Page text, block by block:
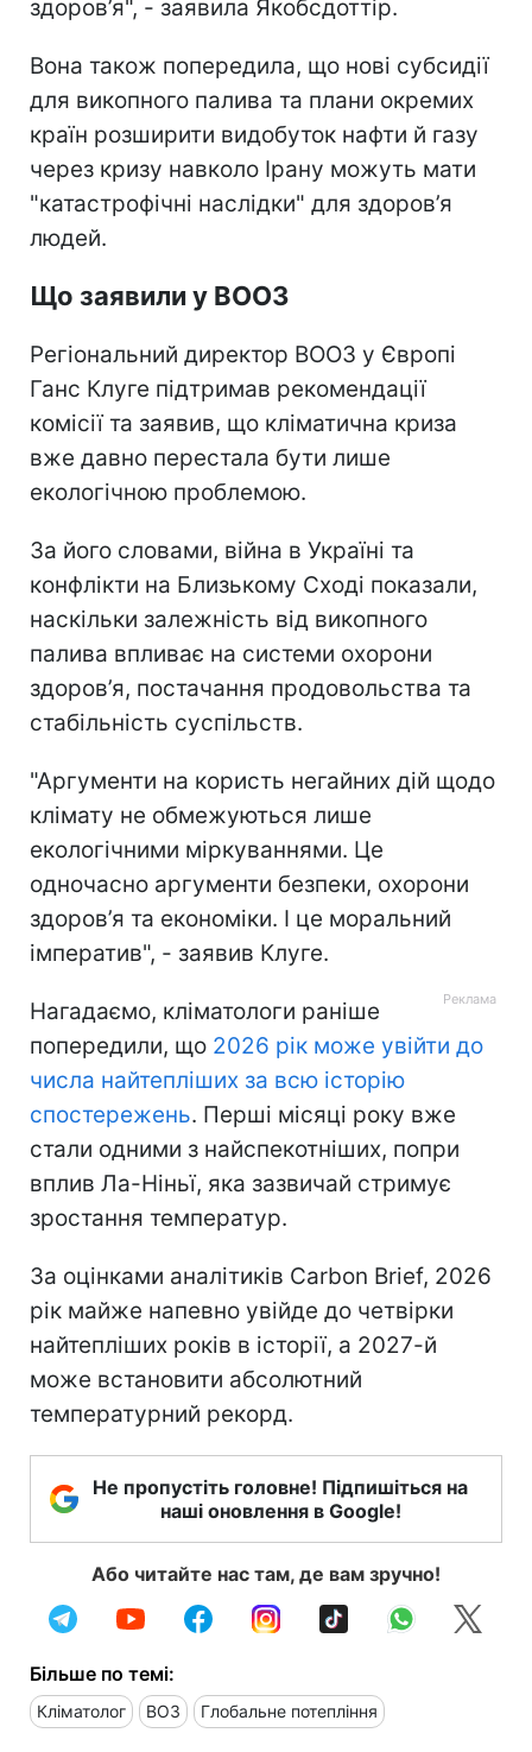
здоров’я", - заявила Якобсдоттір.
Вона також попередила, що нові субсидії
для викопного палива та плани окремих
країн розширити видобуток нафти й газу
через кризу навколо Ірану можуть мати
"катастрофічні наслідки" для здоров’я
людей.
Що заявили у ВООЗ
Регіональний директор ВООЗ у Європі
Ганс Клуге підтримав рекомендації
комісії та заявив, що кліматична криза
вже давно перестала бути лише
екологічною проблемою.
За його словами, війна в Україні та
конфлікти на Близькому Сході показали,
наскільки залежність від викопного
палива впливає на системи охорони
здоров’я, постачання продовольства та
стабільність суспільств.
"Аргументи на користь негайних дій щодо
клімату не обмежуються лише
екологічними міркуваннями. Це
одночасно аргументи безпеки, охорони
здоров’я та економіки. І це моральний
імператив", - заявив Клуге.
Нагадаємо, кліматологи раніше
попередили, що 2026 рік може увійти до
числа найтепліших за всю історію
спостережень. Перші місяці року вже
стали одними з найспекотніших, попри
вплив Ла-Ніньї, яка зазвичай стримує
зростання температур.
За оцінками аналітиків Carbon Brief, 2026
рік майже напевно увійде до четвірки
найтепліших років в історії, а 2027-й
може встановити абсолютний
температурний рекорд.
Не пропустіть головне! Підпишіться на
наші оновлення в Google!
Або читайте нас там, де вам зручно!
Більше по темі:
Кліматолог ВОЗ Глобальне потепління